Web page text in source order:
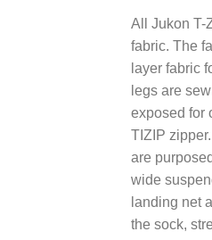
All Jukon T-
fabric. The
layer fabric
legs are
exposed for
TIZIP
are
wide
landing net
the sock,